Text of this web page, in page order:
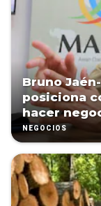
Bruno
posiciona
hacer
NEGOCIOS